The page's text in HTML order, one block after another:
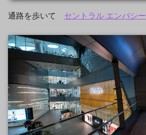
通路を歩いて セントラル エンバシー